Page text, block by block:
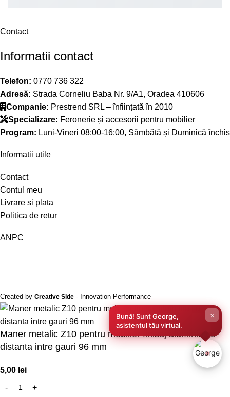
Contact
Informatii contact
Telefon: 0770 736 322
Adresă: Strada Corneliu Baba Nr. 9/A1, Oradea 410606
Companie: Prestrend SRL – înființată în 2010
Specializare: Feronerie și accesorii pentru mobilier
Program: Luni-Vineri 08:00-16:00, Sâmbătă și Duminică închis
Informatii utile
Contact
Contul meu
Livrare si plata
Politica de retur
ANPC
Created by Creative Side - Innovation Performance
Maner metalic Z10 pentru mobilier finisaj aluminiu cu
distanta intre gauri 96 mm
5,00 lei
Bună! Sunt George,
asistentul tău virtual.
×